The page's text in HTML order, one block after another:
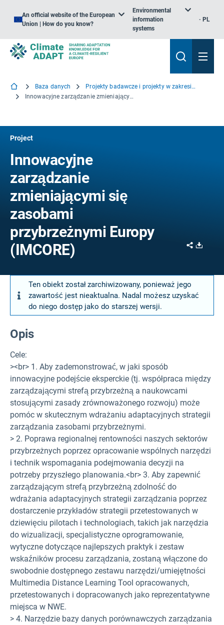
An official website of the European
Union | How do you know?
Environmental
information
systems
PL
Baza danych
Projekty badawcze i projekty w zakresie wiedzy
Innowacyjne zarządzanie zmieniającymi się zasobami przybrzeżnymi Europy
Project
Innowacyjne
zarządzanie
zmieniającymi się
zasobami
przybrzeżnymi Europy
(IMCORE)
Share
Ten obiekt został zarchiwizowany, ponieważ jego
zawartość jest nieaktualna. Nadal możesz uzyskać
do niego dostęp jako do starszej wersji.
Opis
Cele:
><br> 1. Aby zademonstrować, w jaki sposób
innowacyjne podejście eksperckie (tj. współpraca między
zarządzającymi strefą przybrzeżną a naukowcami
stosującymi zasady zrównoważonego rozwoju) może
pomóc w skutecznym wdrażaniu adaptacyjnych strategii
zarządzania zasobami przybrzeżnymi.
> 2. Poprawa regionalnej rentowności naszych sektorów
przybrzeżnych poprzez opracowanie wspólnych narzędzi
i technik wspomagania podejmowania decyzji na
potrzeby przyszłego planowania.<br> 3. Aby zapewnić
zarządzającym strefą przybrzeżną zdolność do
wdrażania adaptacyjnych strategii zarządzania poprzez
dostarczenie przykładów strategii przetestowanych w
dziewięciu pilotach i technologiach, takich jak narzędzia
do wizualizacji, specjalistyczne oprogramowanie,
wytyczne dotyczące najlepszych praktyk i zestaw
wskaźników procesu zarządzania, zostaną włączone do
swobodnie dostępnego zestawu narzędzi/umiejętności
Multimedia Distance Learning Tool opracowanych,
przetestowanych i dopracowanych jako reprezentatywne
miejsca w NWE.
> 4. Narzędzie bazy danych porównawczych zarządzania